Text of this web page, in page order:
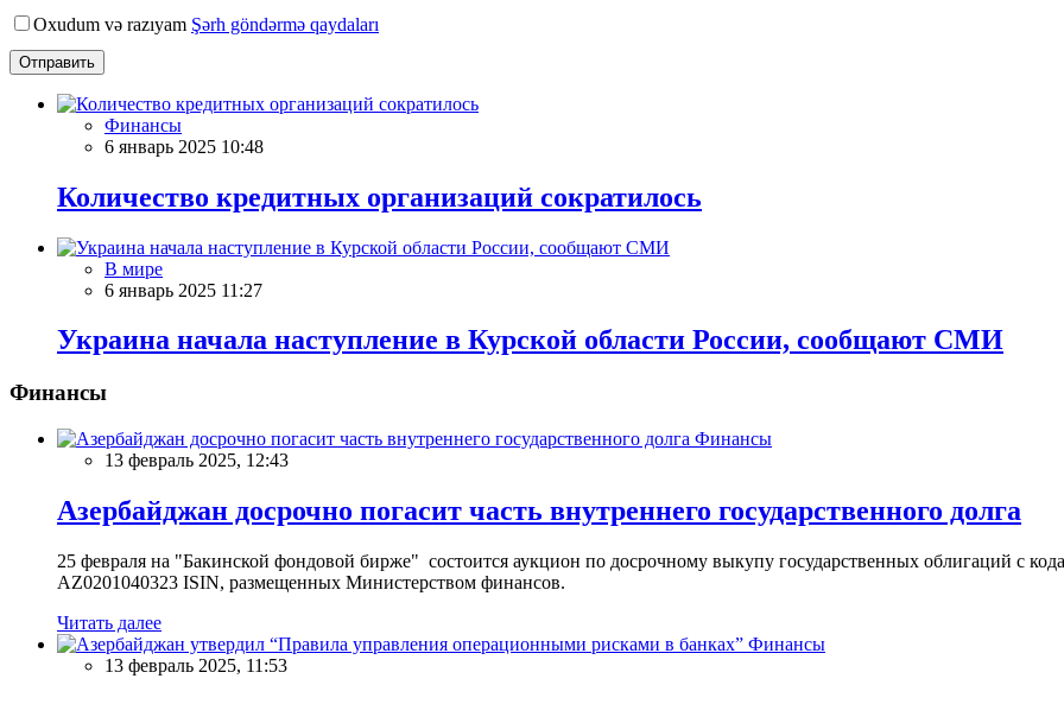
Oxudum və razıyam Şərh göndərmə qaydaları
Отправить
Финансы
6 январь 2025 10:48
Количество кредитных организаций сократилось
В мире
6 январь 2025 11:27
Украина начала наступление в Курской области России, сообщают СМИ
Финансы
Финансы
13 февраль 2025, 12:43
Азербайджан досрочно погасит часть внутреннего государственного долга
25 февраля на "Бакинской фондовой бирже" состоится аукцион по досрочному выкупу государственных облигаций с
AZ0201040323 ISIN, размещенных Министерством финансов.
Читать далее
Финансы
13 февраль 2025, 11:53